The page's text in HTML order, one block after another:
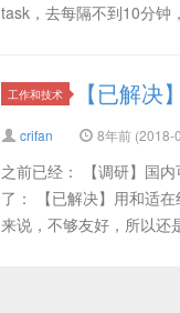
task，去每隔不到10分钟
工作和技术 【已解
crifan 8年前 (2018-
之前已经： 【调研】国
了： 【已解决】用和适
来说，不够友好，所以还